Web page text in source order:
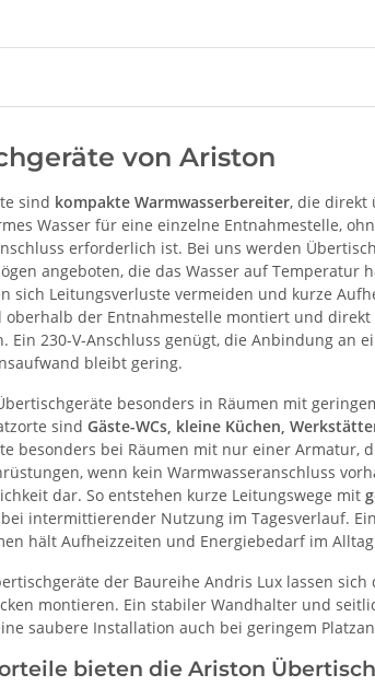
von Ariston
sind kompakte Warmwasserbereiter, die direkt
Wasser für eine einzelne Entnahmestelle,
erforderlich ist. Bei uns werden
angeboten, die das Wasser auf
sich Leitungsverluste vermeiden und kurze
oberhalb der Entnahmestelle montiert und
Ein 230-V-Anschluss genügt, die Anbindung an
bleibt gering.
besonders in Räumen mit
sind Gäste-WCs, kleine Küchen,
besonders bei Räumen mit nur einer Armatur,
wenn kein Warmwasseranschluss
dar. So entstehen kurze Leitungswege mit
intermittierender Nutzung im Tagesverlauf.
hält Aufheizzeiten und Energiebedarf im
der Baureihe Andris Lux lassen sich
montieren. Ein stabiler Wandhalter und
saubere Installation auch bei geringem
bieten die Ariston